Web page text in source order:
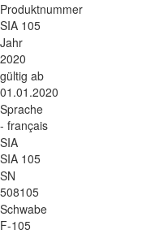
Produktnummer
SIA 105
Jahr
2020
gültig ab
01.01.2020
Sprache
- français
SIA
SIA 105
SN
508105
Schwabe
F-105